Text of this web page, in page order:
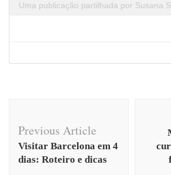
Navigation
Previous Article
Visitar Barcelona em 4
dias: Roteiro e dicas